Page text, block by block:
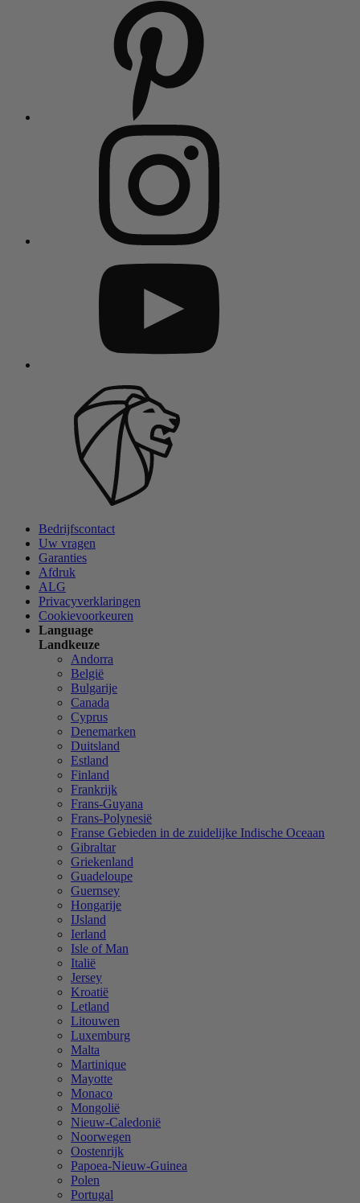
Bedrijfscontact
Uw vragen
Garanties
Afdruk
ALG
Privacyverklaringen
Cookievoorkeuren
Language
Landkeuze
Andorra
België
Bulgarije
Canada
Cyprus
Denemarken
Duitsland
Estland
Finland
Frankrijk
Frans-Guyana
Frans-Polynesië
Franse Gebieden in de zuidelijke Indische Oceaan
Gibraltar
Griekenland
Guadeloupe
Guernsey
Hongarije
IJsland
Ierland
Isle of Man
Italië
Jersey
Kroatië
Letland
Litouwen
Luxemburg
Malta
Martinique
Mayotte
Monaco
Mongolië
Nieuw-Caledonië
Noorwegen
Oostenrijk
Papoea-Nieuw-Guinea
Polen
Portugal